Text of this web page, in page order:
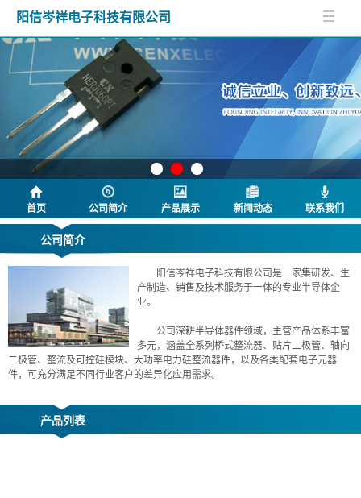
阳信岑祥电子科技有限公司
首页 公司简介 产品展示 新闻动态 联系我们
公司简介
阳信岑祥电子科技有限公司是一家集研发、生
产制造、销售及技术服务于一体的专业半导体企
业。
公司深耕半导体器件领域，主营产品体系丰富
多元，涵盖全系列桥式整流器、贴片二极管、轴向
二极管、整流及可控硅模块、大功率电力硅整流器件，以及各类配套电子元器
件，可充分满足不同行业客户的差异化应用需求。
产品列表